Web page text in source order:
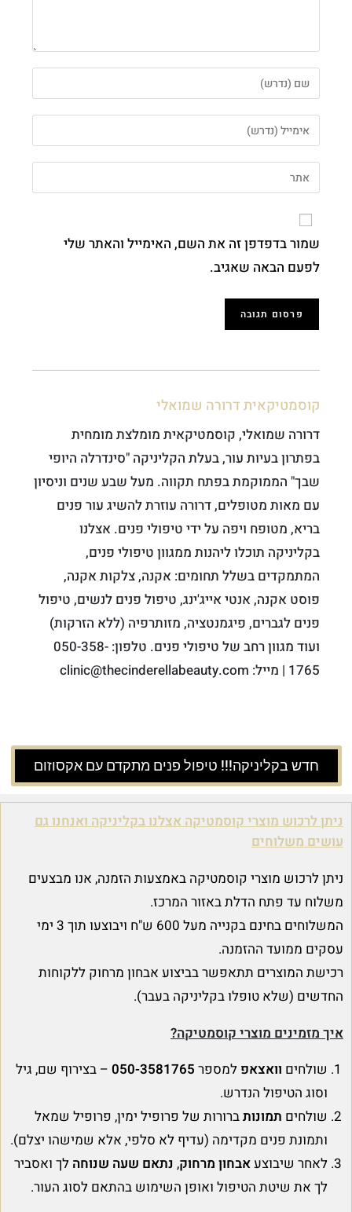
שמור בדפדפן זה את השם, האימייל והאתר שלי
לפעם הבאה שאגיב.
קוסמטיקאית דרורה שמואלי
דרורה שמואלי, קוסמטיקאית מומלצת מומחית
בפתרון בעיות עור, בעלת הקליניקה "סינדרלה היופי
שבך" הממוקמת בפתח תקווה. מעל שבע שנים וניסיון
עם מאות מטופלים, דרורה עוזרת להשיג עור פנים
בריא, מטופח ויפה על ידי טיפולי פנים. אצלנו
בקליניקה תוכלו ליהנות ממגוון טיפולי פנים,
המתמקדים בשלל תחומים: אקנה, צלקות אקנה,
פוסט אקנה, אנטי אייג'ינג, טיפול פנים לנשים, טיפול
פנים לגברים, פיגמנטציה, מזותרפיה (ללא הזרקות)
ועוד מגוון רחב של טיפולי פנים. טלפון: 050-358-
1765 | מייל: clinic@thecinderellabeauty.com
חדש בקליניקה!!! טיפול פנים מתקדם עם אקסוזום
ניתן לרכוש מוצרי קוסמטיקה אצלנו בקליניקה ואנחנו גם
עושים משלוחים
ניתן לרכוש מוצרי קוסמטיקה באמצעות הזמנה, אנו מבצעים
משלוח עד פתח הדלת באזור המרכז.
המשלוחים בחינם בקנייה מעל 600 ש"ח ויבוצעו תוך 3 ימי
עסקים ממועד ההזמנה.
רכישת המוצרים תתאפשר בביצוע אבחון מרחוק ללקוחות
החדשים (שלא טופלו בקליניקה בעבר).
איך מזמינים מוצרי קוסמטיקה?
שולחים וואצאפ למספר 050-3581765 – בצירוף שם, גיל
וסוג הטיפול הנדרש.
שולחים תמונותברורות של פרופיל ימין, פרופיל שמאל
ותמונת פנים מקדימה (עדיף לא סלפי, אלא שמישהו יצלם).
לאחר שיבוצעאבחון מרחוק, נתאם שעה שנוחה לך ואסביר
לך את שיטת הטיפול ואופן השימוש בהתאם לסוג העור.